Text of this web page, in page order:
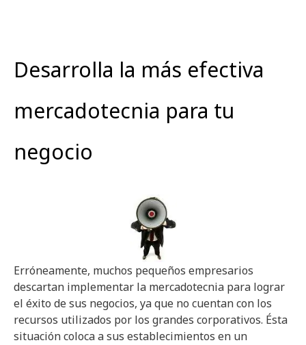
Desarrolla la más efectiva
mercadotecnia para tu
negocio
Erróneamente, muchos pequeños empresarios
descartan implementar la mercadotecnia para lograr
el éxito de sus negocios, ya que no cuentan con los
recursos utilizados por los grandes corporativos. Ésta
situación coloca a sus establecimientos en un